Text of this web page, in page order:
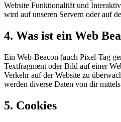
Website Funktionalität und
wird auf unseren Servern oder auf
4. Was ist ein Web
Ein Web-Beacon (auch Pixel-Tag
Textfragment oder Bild auf einer
Verkehr auf der Website zu
werden diverse Daten von dir
5. Cookies